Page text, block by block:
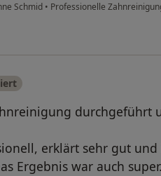
Schmid • Professionelle
durchgeführt
erklärt sehr gut
Ergebnis war auch super.